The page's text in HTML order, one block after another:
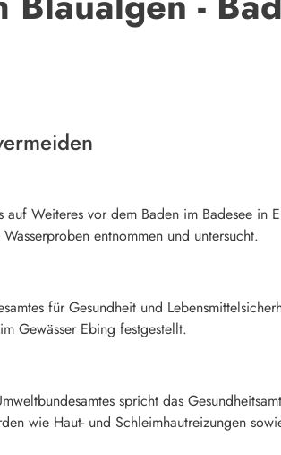
auf Weiteres vor dem Baden im Badesee in
entnommen und untersucht.
für Gesundheit und
Gewässer Ebing festgestellt.
spricht das
wie Haut- und Schleimhautreizungen